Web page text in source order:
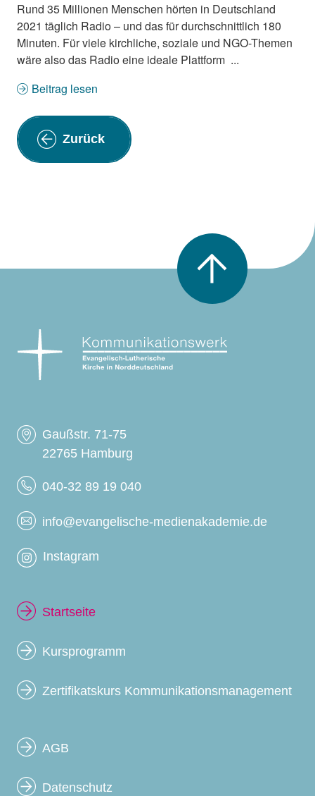
Rund 35 Millionen Menschen hörten in Deutschland
2021 täglich Radio – und das für durchschnittlich 180
Minuten. Für viele kirchliche, soziale und NGO-Themen
wäre also das Radio eine ideale Plattform ...
Beitrag lesen
Zurück
Gaußstr. 71-75
22765 Hamburg
040-32 89 19 040
info@evangelische-medienakademie.de
Instagram
Startseite
Kursprogramm
Zertifikatskurs Kommunikationsmanagement
AGB
Datenschutz
Nach oben scrollen